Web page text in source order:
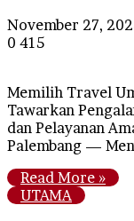
November 27,
0 415
Memilih Travel
Tawarkan
dan Pelayanan
Palembang —
Read More »
UTAMA